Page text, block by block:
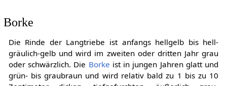
Borke
Die Rinde der Langtriebe ist anfangs hellgelb bis hell-
gräulich-gelb und wird im zweiten oder dritten Jahr grau
oder schwärzlich. Die Borke ist in jungen Jahren glatt und
grün- bis graubraun und wird relativ bald zu 1 bis zu 10